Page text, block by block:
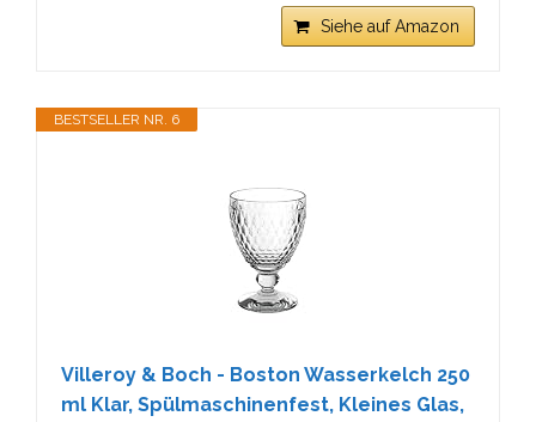
Siehe auf Amazon
BESTSELLER NR. 6
Villeroy & Boch - Boston Wasserkelch 250
ml Klar, Spülmaschinenfest, Kleines Glas,